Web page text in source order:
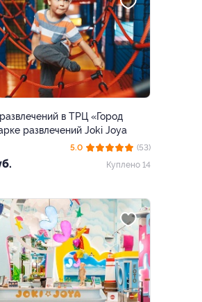
в ТРЦ «Город
развлечений Joki Joya
5.0
(53)
Куплено 14